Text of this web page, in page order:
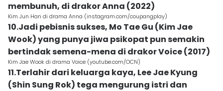
membunuh, di drakor Anna (2022)
Kim Jun Han di drama Anna (instagram.com/coupangplay)
10.Jadi pebisnis sukses, Mo Tae Gu (Kim Jae
Wook) yang punya jiwa psikopat pun semakin
bertindak semena-mena di drakor Voice (2017)
Kim Jae Wook di drama Voice (youtube.com/OCN)
11.Terlahir dari keluarga kaya, Lee Jae Kyung
(Shin Sung Rok) tega mengurung istri dan